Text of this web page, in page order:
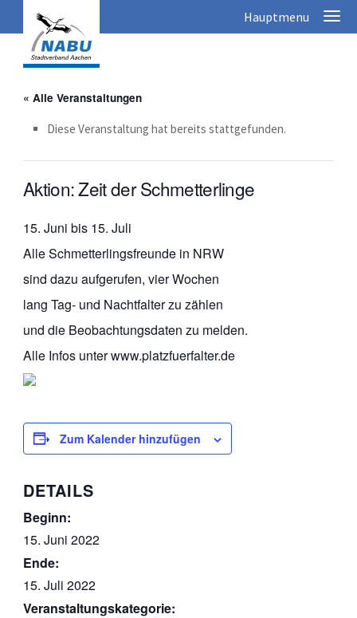
« Alle Veranstaltungen
Diese Veranstaltung hat bereits stattgefunden.
Aktion: Zeit der Schmetterlinge
15. Juni bis 15. Juli
Alle Schmetterlingsfreunde in NRW
sind dazu aufgerufen, vier Wochen
lang Tag- und Nachtfalter zu zählen
und die Beobachtungsdaten zu melden.
Alle Infos unter www.platzfuerfalter.de
Zum Kalender hinzufügen
DETAILS
Beginn:
15. Juni 2022
Ende:
15. Juli 2022
Veranstaltungskategorie: